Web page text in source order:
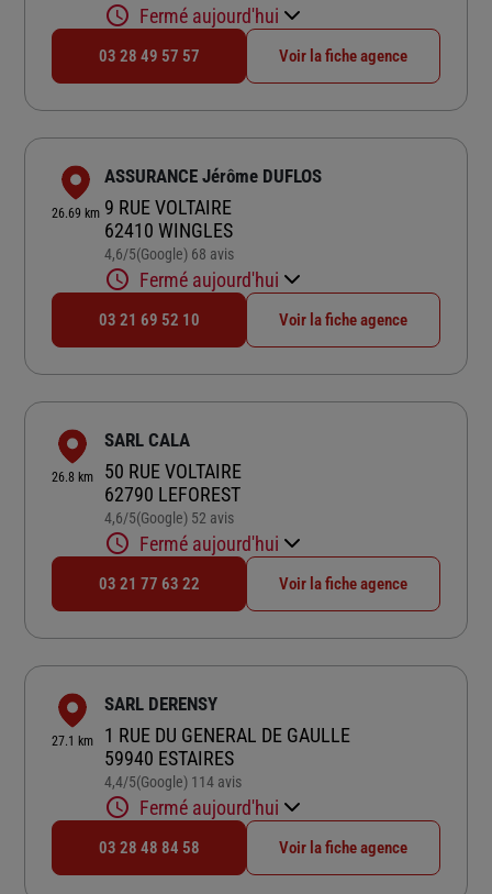
Fermé aujourd'hui
03 28 49 57 57 Voir la fiche agence
26.69 km
ASSURANCE Jérôme DUFLOS
9 RUE VOLTAIRE
62410 WINGLES
4,6/5Note de 4.6 sur 5
(Google) 68 avis
Fermé aujourd'hui
03 21 69 52 10 Voir la fiche agence
26.8 km
SARL CALA
50 RUE VOLTAIRE
62790 LEFOREST
4,6/5Note de 4.6 sur 5
(Google) 52 avis
Fermé aujourd'hui
03 21 77 63 22 Voir la fiche agence
27.1 km
SARL DERENSY
1 RUE DU GENERAL DE GAULLE
59940 ESTAIRES
4,4/5Note de 4.4 sur 5
(Google) 114 avis
Fermé aujourd'hui
03 28 48 84 58 Voir la fiche agence